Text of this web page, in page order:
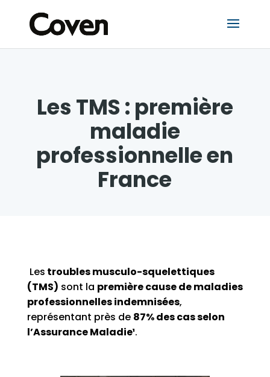
Les TMS : première
maladie
professionnelle en
France
Les troublesmusculo-squelettiques
(TMS) sont la première cause de maladies
professionnellesindemnisées,
représentant près de 87% des cas selon
l’Assurance Maladie¹.